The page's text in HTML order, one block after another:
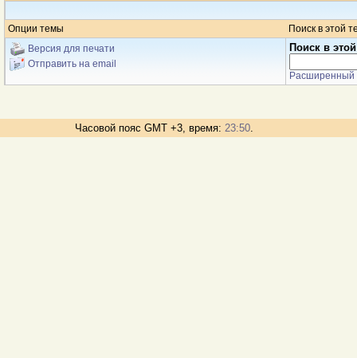
Опции темы
Поиск в этой
Версия для печати
Отправить на email
Поиск в
Расширенный
Часовой пояс GMT +3, время: 23:50.